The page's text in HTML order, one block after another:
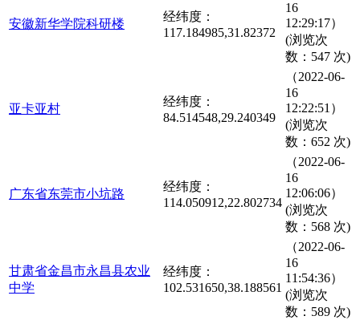
安徽新华学院科研楼
经纬度：
117.184985,31.82372
16
12:29:17）
(浏览次
数：547 次)
亚卡亚村
经纬度：
84.514548,29.240349
（2022-06-
16
12:22:51）
(浏览次
数：652 次)
广东省东莞市小坑路
经纬度：
114.050912,22.802734
（2022-06-
16
12:06:06）
(浏览次
数：568 次)
甘肃省金昌市永昌县农业
中学
经纬度：
102.531650,38.188561
（2022-06-
16
11:54:36）
(浏览次
数：589 次)